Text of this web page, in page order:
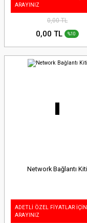
ARAYINIZ
0,00 TL
0,00 TL %10
Network Bağlantı Kiti
ADETLİ ÖZEL FİYATLAR
ARAYINIZ